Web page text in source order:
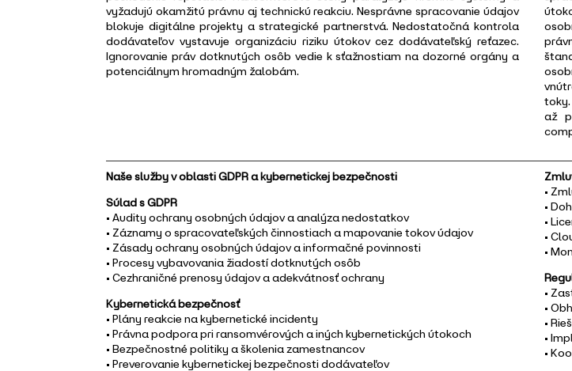
vyžadujú okamžitú právnu aj technickú reakciu. Nesprávne spracovanie údajov
blokuje digitálne projekty a strategické partnerstvá. Nedostatočná kontrola
dodávateľov vystavuje organizáciu riziku útokov cez dodávateľský reťazec.
Ignorovanie práv dotknutých osôb vedie k sťažnostiam na dozorné orgány a
potenciálnym hromadným žalobám.
toky.
až
Naše služby v oblasti GDPR a kybernetickej bezpečnosti
Súlad s GDPR
• Audity ochrany osobných údajov a analýza nedostatkov
• Záznamy o spracovateľských činnostiach a mapovanie tokov údajov
• Zásady ochrany osobných údajov a informačné povinnosti
• Procesy vybavovania žiadostí dotknutých osôb
• Cezhraničné prenosy údajov a adekvátnosť ochrany
Kybernetická bezpečnosť
• Plány reakcie na kybernetické incidenty
• Právna podpora pri ransomvérových a iných kybernetických útokoch
• Bezpečnostné politiky a školenia zamestnancov
• Preverovanie kybernetickej bezpečnosti dodávateľov
•
•
•
•
•
•
•
•
•
•